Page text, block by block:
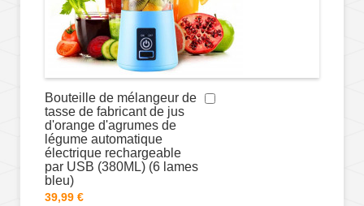
Bouteille de mélangeur de
tasse de fabricant de jus
d'orange d'agrumes de
légume automatique
électrique rechargeable
par USB (380ML) (6 lames
bleu)
39,99 €